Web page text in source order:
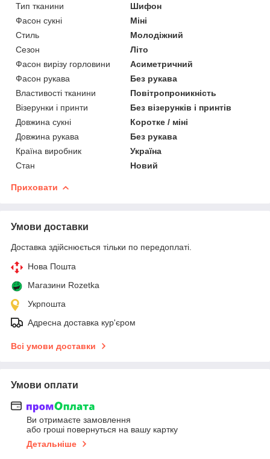
Тип тканини
Шифон
Фасон сукні
Міні
Стиль
Молодіжний
Сезон
Літо
Фасон вирізу горловини
Асиметричний
Фасон рукава
Без рукава
Властивості тканини
Повітропроникність
Візерунки і принти
Без візерунків і принтів
Довжина сукні
Коротке / міні
Довжина рукава
Без рукава
Країна виробник
Україна
Стан
Новий
Приховати
Умови доставки
Доставка здійснюється тільки по передоплаті.
Нова Пошта
Магазини Rozetka
Укрпошта
Адресна доставка кур'єром
Всі умови доставки
Умови оплати
Ви отримаєте замовлення
або гроші повернуться на вашу картку
Детальніше